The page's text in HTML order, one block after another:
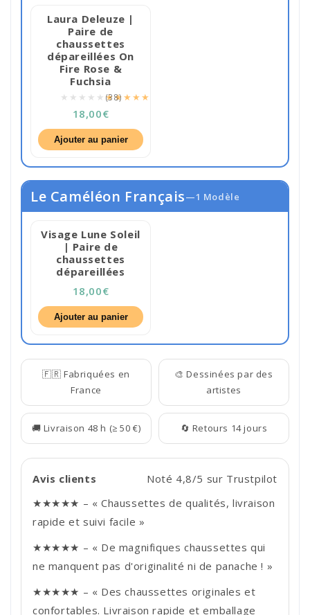
🔥 Best-seller
Laura Deleuze |
Paire de
chaussettes
dépareillées On
Fire Rose &
Fuchsia
★★★★★ ★★★★★
(38)
18,00€
Ajouter au panier
Le Caméléon Français—1 Modèle
Visage Lune Soleil
| Paire de
chaussettes
dépareillées
18,00€
Ajouter au panier
🇫🇷 Fabriquées en
France
🎨 Dessinées par des
artistes
🚚 Livraison 48 h (≥ 50 €) 🔄 Retours 14 jours
Avis clients
Noté 4,8/5 sur Trustpilot
★★★★★ – « Chaussettes de qualités, livraison
rapide et suivi facile »
★★★★★ – « De magnifiques chaussettes qui
ne manquent pas d'originalité ni de panache ! »
★★★★★ – « Des chaussettes originales et
confortables. Livraison rapide et emballage